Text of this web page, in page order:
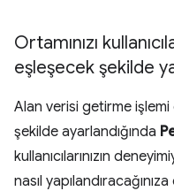
Ortamınızı
eşleşecek şekilde
Alan verisi getirme işlemi
şekilde ayarlandığında
kullanıcılarınızın
nasıl